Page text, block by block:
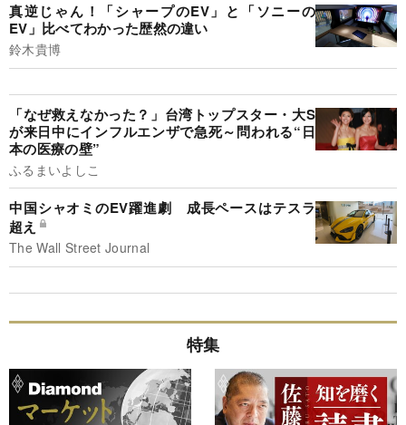
真逆じゃん！「シャープのEV」と「ソニーの
EV」比べてわかった歴然の違い
鈴木貴博
「なぜ救えなかった？」台湾トップスター・大S
が来日中にインフルエンザで急死～問われる“日
本の医療の壁”
ふるまいよしこ
中国シャオミのEV躍進劇 成長ペースはテスラ
超え
The Wall Street Journal
特集